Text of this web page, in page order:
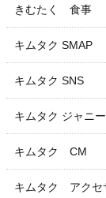
きむたく 食事
キムタク SMAP
キムタク SNS
キムタク ジャニ
キムタク CM
キムタク アクセ